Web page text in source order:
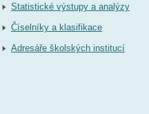
Statistické výstupy a analýzy
Číselníky a klasifikace
Adresáře školských institucí